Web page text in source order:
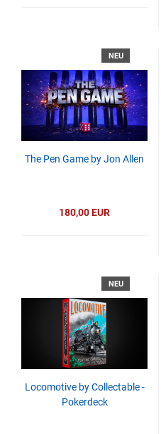
NEU
The Pen Game by Jon Allen
180,00 EUR
NEU
Locomotive by Collectable -
Pokerdeck